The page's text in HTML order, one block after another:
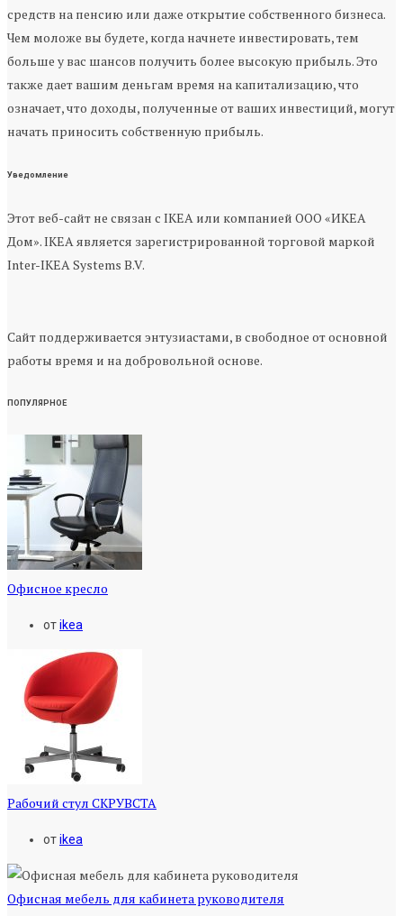
средств на пенсию или даже открытие собственного бизнеса.
Чем моложе вы будете, когда начнете инвестировать, тем
больше у вас шансов получить более высокую прибыль. Это
также дает вашим деньгам время на капитализацию, что
означает, что доходы, полученные от ваших инвестиций, могут
начать приносить собственную прибыль.
Уведомление
Этот веб-сайт не связан с IKEA или компанией ООО «ИКЕА
Дом». IKEA является зарегистрированной торговой маркой
Inter-IKEA Systems B.V.
Сайт поддерживается энтузиастами, в свободное от основной
работы время и на добровольной основе.
ПОПУЛЯРНОЕ
Офисное кресло
отikea
Рабочий стул СКРУВСТА
отikea
Офисная мебель для кабинета руководителя